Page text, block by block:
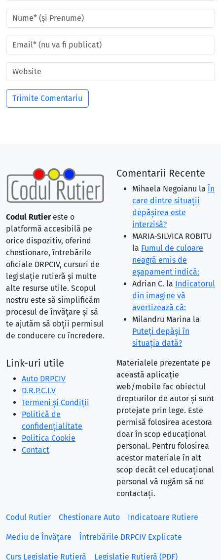
Codul Rutiereste o
platformă accesibilă pe
orice dispozitiv, oferind
chestionare, întrebările
oficiale DRPCIV, cursuri de
legislație rutieră și multe
alte resurse utile. Scopul
nostru este să simplificăm
procesul de învățare și să
te ajutăm să obții permisul
de conducere cu încredere.
Comentarii Recente
Mihaela Negoianu la În
care dintre situaţii
depăşirea este
interzisă?
MARIA-SILVICA ROBITU
la Fumul de culoare
neagră emis de
eşapament indică:
Adrian C. la Indicatorul
din imagine vă
avertizează că:
Milandru Marina la
Puteţi depăşi în
situaţia dată?
Link-uri utile
Auto DRPCIV
D.R.P.C.I.V
Termeni și Condiții
Politică de
confidențialitate
Politica Cookie
Contact
Materialele prezentate pe
această aplicație
web/mobile fac obiectul
drepturilor de autor și sunt
protejate prin lege. Este
permisă folosirea acestora
doar în scop educațional
personal. Pentru folosirea
acestor materiale în alt
scop decât cel educațional
personal vă rugăm să ne
contactați.
Codul Rutier Chestionare Auto Indicatoare Rutiere
Mediu de Învățare Întrebările DRPCIV Explicate
Curs Legislație Rutieră Legislație Rutieră (PDF)